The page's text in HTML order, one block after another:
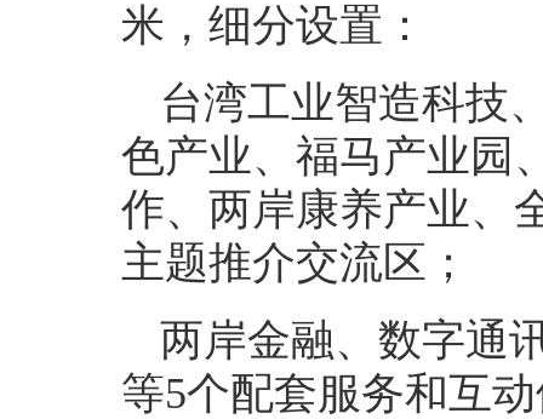
米，细分设置：
台湾工业智造科技
色产业、福马产业园
作、两岸康养产业、
主题推介交流区；
两岸金融、数字通
等5个配套服务和互